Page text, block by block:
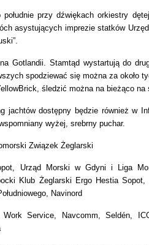
południe przy dźwiękach orkiestry
asystujących imprezie statków
Gotlandii. Stamtąd wystartują do
spodziewać się można za około
śledzić można na bieżąco na
jachtów dostępny będzie również w
wyżej, srebrny puchar.
Związek Żeglarski
Urząd Morski w Gdyni i Liga
Klub Żeglarski Ergo Hestia
Navinord
Work Service, Navcomm, Seldén,